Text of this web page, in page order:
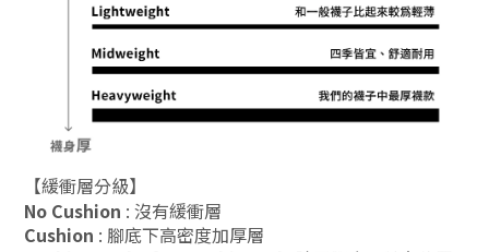
【緩衝層分級】
No Cushion : 沒有緩衝層
Cushion : 腳底下高密度加厚層